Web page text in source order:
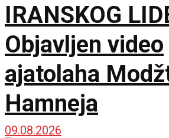
IRANSKOG
Objavljen video
ajatolaha
Hamneja
09.08.2026